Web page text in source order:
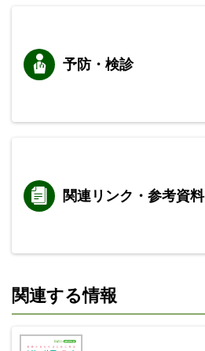
予防・検診
関連リンク・参考資料
関連する情報